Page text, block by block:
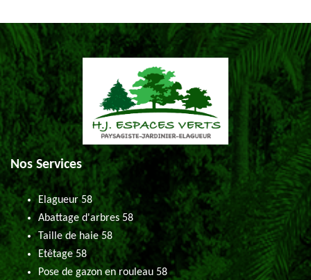
Nos Services
Elagueur 58
Abattage d'arbres 58
Taille de haie 58
Etêtage 58
Pose de gazon en rouleau 58